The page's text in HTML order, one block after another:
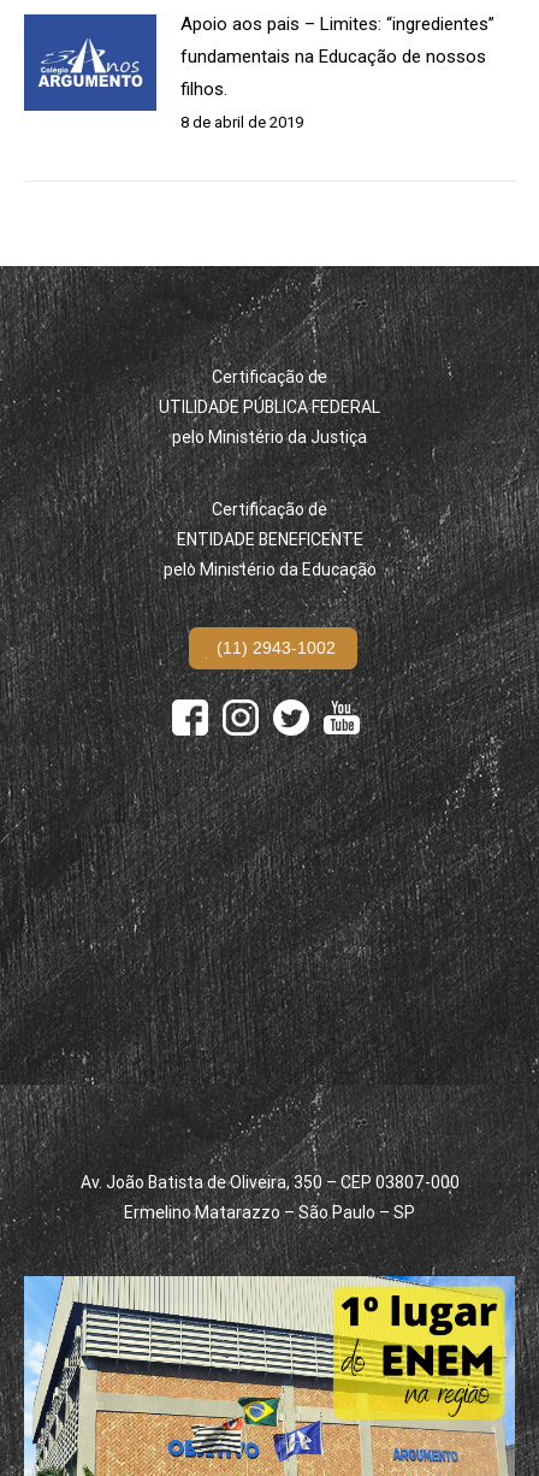
Apoio aos pais – Limites: “ingredientes”
fundamentais na Educação de nossos
filhos.
8 de abril de 2019
Certificação de
UTILIDADE PÚBLICA FEDERAL
pelo Ministério da Justiça
Certificação de
ENTIDADE BENEFICENTE
pelo Ministério da Educação
(11) 2943-1002
Av. João Batista de Oliveira, 350 – CEP 03807-000
Ermelino Matarazzo – São Paulo – SP